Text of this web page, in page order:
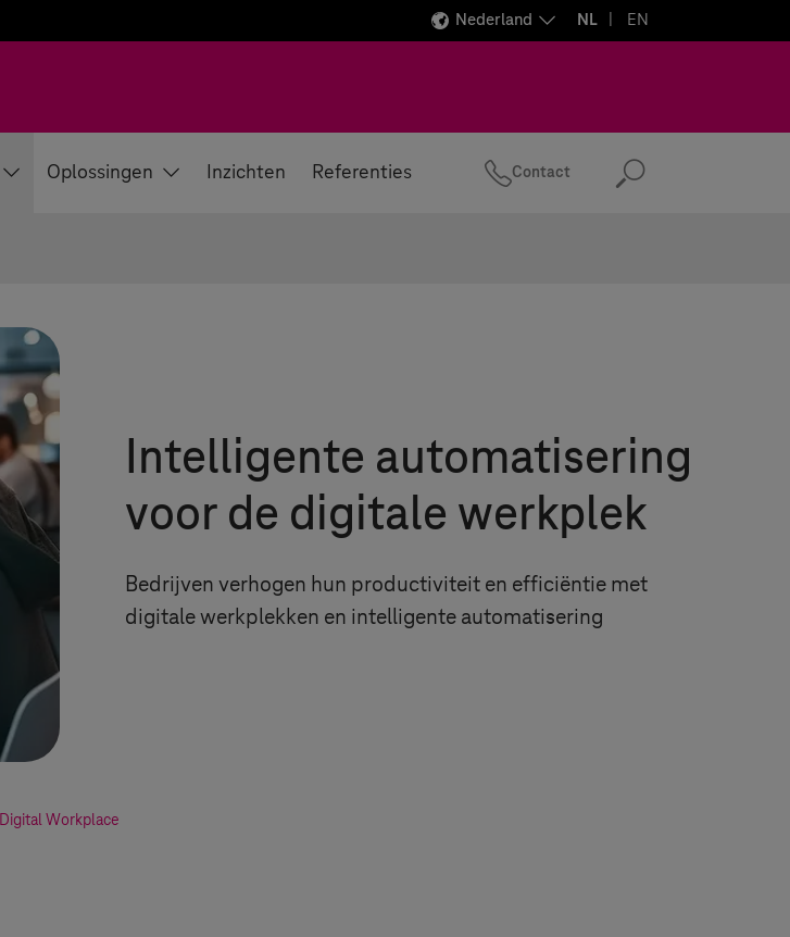
Nederland NL EN
Oplossingen Inzichten Referenties Contact Zoeken
Intelligente automatisering
voor de digitale werkplek
Bedrijven verhogen hun productiviteit en efficiëntie met
digitale werkplekken en intelligente automatisering
Digital Workplace